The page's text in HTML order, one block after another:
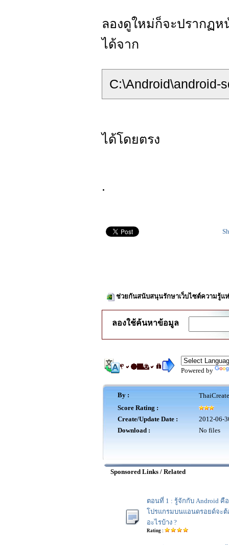
ลองดูใหม่ก็จะปรากฏห
ได้จาก
C:\Android\android-
ได้โดยตรง
.
ช่วยกันสนับสนุนรักษาเว็บไซต์ความรู้แ
ลองใช้ค้นหาข้อมูล
Powered by
By :
Score Rating :
Create/Update Date :
2012-06-
Download :
No files
Sponsored Links / Related
ตอนที่ 1 : รู้จักกับ Android คื
โปรแกรมบนแอนดรอยด์จะต้
อะไรบ้าง ?
Rating :